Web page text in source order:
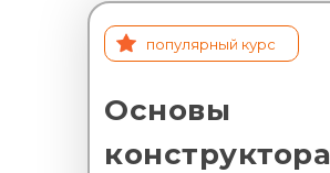
Основы
конструктора
популярный курс